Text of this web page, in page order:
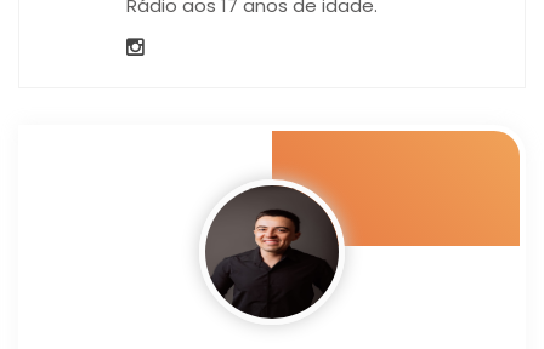
Rádio aos 17 anos de idade.